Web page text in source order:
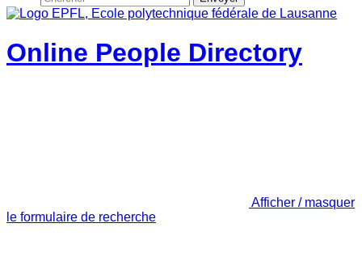
Online People Directory
Afficher / masquer
le formulaire de recherche